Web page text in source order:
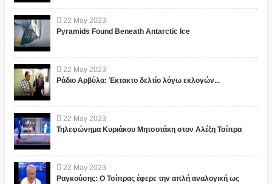
22 May 2023
Pyramids Found Beneath Antarctic Ice
22 May 2023
Ράδιο Αρβύλα: Έκτακτο δελτίο λόγω εκλογών...
22 May 2023
Τηλεφώνημα Κυριάκου Μητσοτάκη στον Αλέξη Τσίπρα
22 May 2023
Ραγκούσης: Ο Τσίπρας έφερε την απλή αναλογική ως